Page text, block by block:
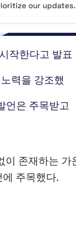
our updates.
작한다고 발표
력을 강조했
언은 주목받고
존재하는 가
주목했다.